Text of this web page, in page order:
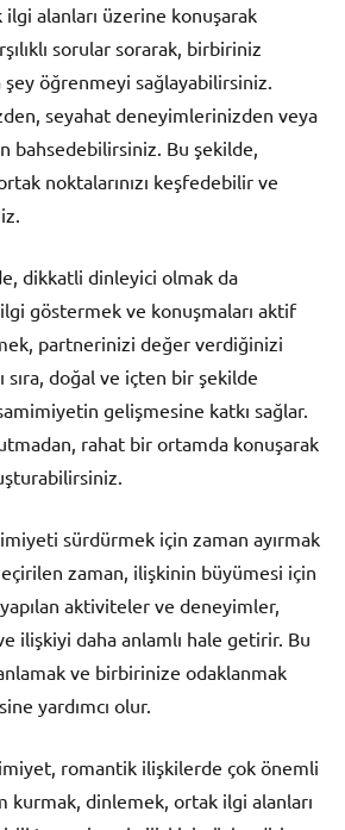
alanları üzerine konuşarak
sorular sorarak, birbiriniz
şey öğrenmeyi sağlayabilirsiniz.
seyahat deneyimlerinizden veya
bahsedebilirsiniz. Bu şekilde,
noktalarınızı keşfedebilir ve
dikkatli dinleyici olmak da
ilgi göstermek ve konuşmaları aktif
partnerinizi değer verdiğinizi
sıra, doğal ve içten bir şekilde
gelişmesine katkı sağlar.
rahat bir ortamda konuşarak
sürdürmek için zaman ayırmak
zaman, ilişkinin büyümesi için
aktiviteler ve deneyimler,
ilişkiyi daha anlamlı hale getirir. Bu
ve birbirinize odaklanmak
yardımcı olur.
romantik ilişkilerde çok önemli
kurmak, dinlemek, ortak ilgi alanları